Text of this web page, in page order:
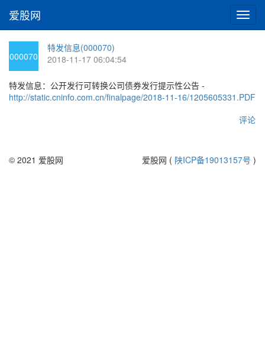
切
换
爱股网
000070
特发信息(000070)
2018-11-17 06:04:54
特发信息：公开发行可转换公司债券发行提示性公告 -
http://static.cninfo.com.cn/finalpage/2018-11-16/1205605331.PDF
评论
© 2021 爱股网 爱股网 ( 陕ICP备19013157号 )